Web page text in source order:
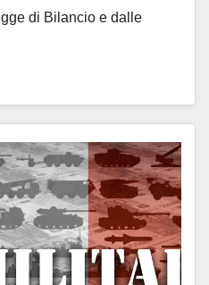
di Bilancio e dalle